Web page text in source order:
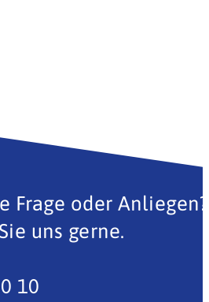
Frage oder Anliegen?
uns gerne.
10